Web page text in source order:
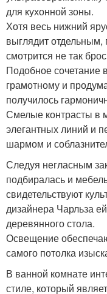
для кухонной зоны.
Хотя весь нижний
выглядит отдельным,
смотрится не так
Подобное сочетание
грамотному и
получилось
Смелые контрасты в
элегантных линий и
шармом и
Следуя негласным
подбиралась и
свидетельствуют
дизайнера Чарльза
деревянного стола.
Освещение
самого потолка
В ванной комнате
стиле, который